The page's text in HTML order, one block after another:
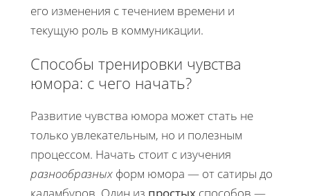
его изменения с течением времени и
текущую роль в коммуникации.
Способы тренировки чувства
юмора: с чего начать?
Развитие чувства юмора может стать не
только увлекательным, но и полезным
процессом. Начать стоит с изучения
разнообразных форм юмора — от сатиры до
каламбуров. Один из простых способов —